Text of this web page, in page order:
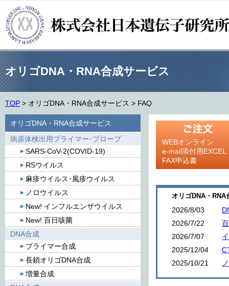
オリゴDNA・RNA合成サービス
TOP > オリゴDNA・RNA合成サービス > FAQ
オリゴDNA・RNA合成サービス
病原体検出用プライマー･プローブ
SARS-CoV-2(COVID-19)
RSウイルス
麻疹ウイルス･風疹ウイルス
ノロウイルス
New! インフルエンザウイルス
New! 百日咳菌
DNA合成
プライマー合成
長鎖オリゴDNA合成
増量合成
WEBオンライン
e-mail添付用EXCEL
FAX申込書
オリゴDNA・RNA
2026/8/03
2026/7/22
2026/7/07
2025/12/04
2025/10/21